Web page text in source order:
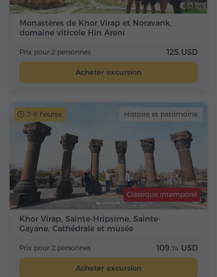
Monastères de Khor Virap et Noravank,
domaine viticole Hin Areni
Prix pour 2 personnes 125 USD
Acheter excursion
7-8 heures Histoire et patrimoine
Khor Virap, Sainte-Hripsime, Sainte-
Gayane, Cathédrale et musée
Classique intemporel
Prix pour 2 personnes 109.74 USD
Acheter excursion